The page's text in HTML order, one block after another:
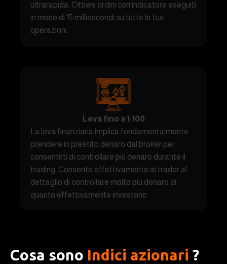
ultrarapida. Ottieni ordini con indicatore eseguiti
in meno di 15 millisecondi su tutte le tue
operazioni.
Leva fino a 1:100
La leva finanziaria implica fondamentalmente
prendere in prestito denaro dal broker per
consentirti di controllare più denaro durante il
trading. Consente effettivamente ai trader al
dettaglio di controllare molto più denaro di
quanto effettivamente investono
Cosa sono Indici azionari ?